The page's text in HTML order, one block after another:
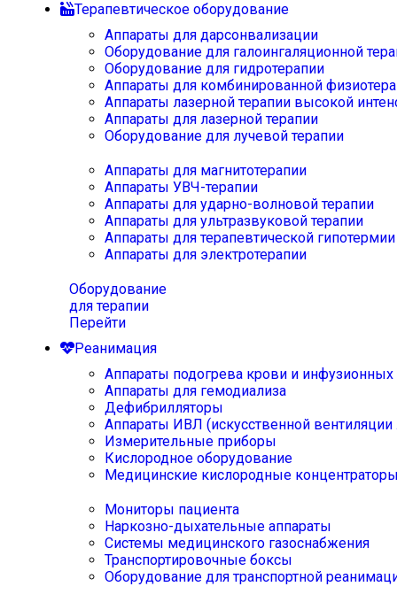
Терапевтическое оборудование
Аппараты для дарсонвализации
Оборудование для галоингаляционной
Оборудование для гидротерапии
Аппараты для комбинированной
Аппараты лазерной терапии высокой
Аппараты для лазерной терапии
Оборудование для лучевой терапии
Аппараты для магнитотерапии
Аппараты УВЧ-терапии
Аппараты для ударно-волновой терапии
Аппараты для ультразвуковой терапии
Аппараты для терапевтической
Аппараты для электротерапии
Оборудование
для терапии
Перейти
Реанимация
Аппараты подогрева крови и инфузионных
Аппараты для гемодиализа
Дефибрилляторы
Аппараты ИВЛ (искусственной вентиляции
Измерительные приборы
Кислородное оборудование
Медицинские кислородные
Мониторы пациента
Наркозно-дыхательные аппараты
Системы медицинского газоснабжения
Транспортировочные боксы
Оборудование для транспортной